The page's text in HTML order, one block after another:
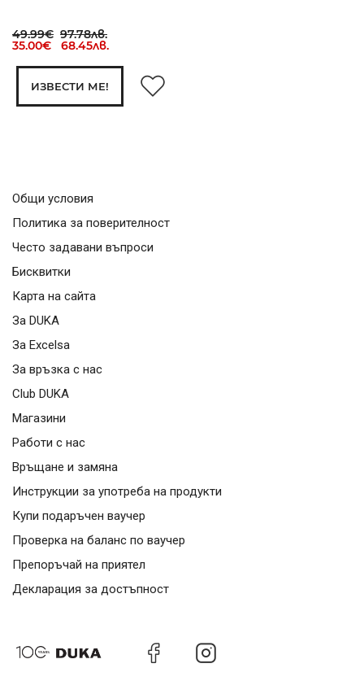
49.99€ 97.78лв.
35.00€ 68.45лв.
ИЗВЕСТИ МЕ!
Общи условия
Политика за поверителност
Често задавани въпроси
Бисквитки
Карта на сайта
За DUKA
За Excelsa
За връзка с нас
Club DUKA
Магазини
Работи с нас
Връщане и замяна
Инструкции за употреба на продукти
Купи подаръчен ваучер
Проверка на баланс по ваучер
Препоръчай на приятел
Декларация за достъпност